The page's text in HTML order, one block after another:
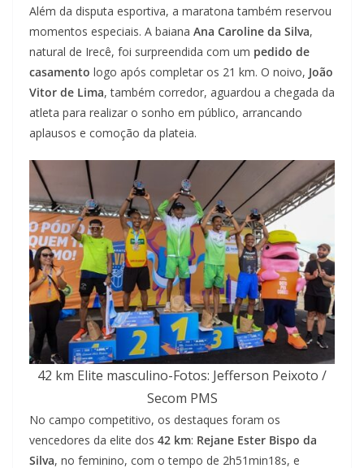
Além da disputa esportiva, a maratona também reservou
momentos especiais. A baiana Ana Caroline da Silva,
natural de Irecê, foi surpreendida com um pedido de
casamento logo após completar os 21 km. O noivo, João
Vitor de Lima, também corredor, aguardou a chegada da
atleta para realizar o sonho em público, arrancando
aplausos e comoção da plateia.
42 km Elite masculino-Fotos: Jefferson Peixoto /
Secom PMS
No campo competitivo, os destaques foram os
vencedores da elite dos 42 km: Rejane Ester Bispo da
Silva, no feminino, com o tempo de 2h51min18s, e